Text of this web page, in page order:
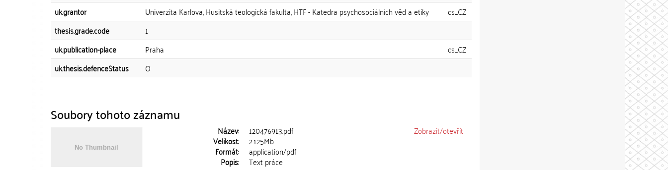
uk.grantor
Univerzita Karlova, Husitská teologická fakulta, HTF - Katedra psychosociálních věd a etiky
cs_CZ
thesis.grade.code
1
uk.publication-place
Praha
cs_CZ
uk.thesis.defenceStatus
O
Soubory tohoto záznamu
Název: 120476913.pdf
Velikost: 2.125Mb
Formát: application/pdf
Popis: Text práce
Zobrazit/otevřít